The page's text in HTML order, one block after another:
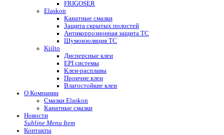
FRIGOSER
Elaskon
Канатные смазки
Защита скрытых полостей
Антикоррозионная защита ТС
Шумоизоляция ТС
Kiilto
Дисперсные клеи
EPI системы
Клеи-расплавы
Проичие клеи
Влагостойкие клеи
О Компании
Смазки Elaskon
Канатные смазки
Новости
Subline Menu Item
Контакты